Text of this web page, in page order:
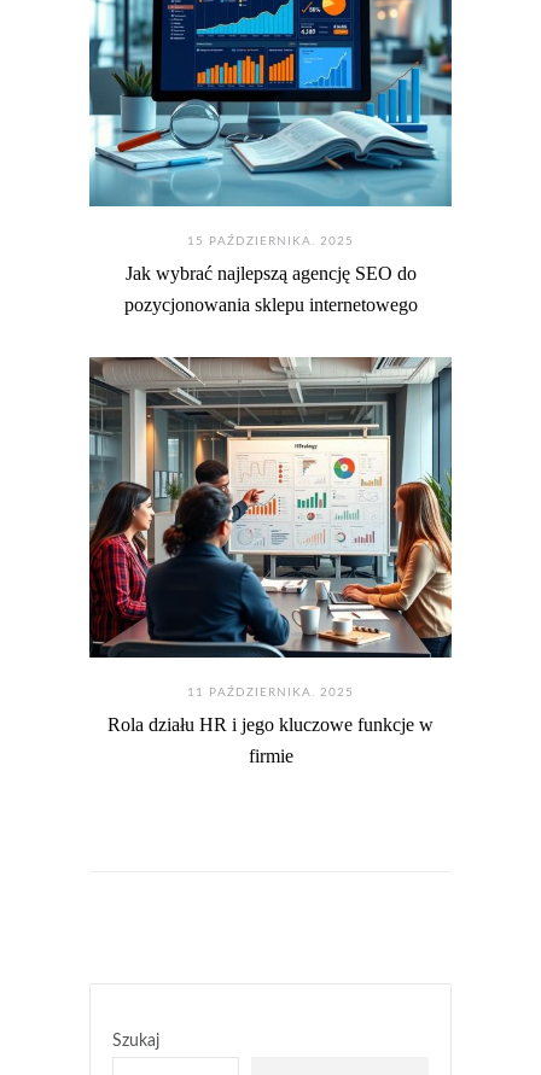
15 PAŹDZIERNIKA. 2025
Jak wybrać najlepszą agencję SEO do
pozycjonowania sklepu internetowego
11 PAŹDZIERNIKA. 2025
Rola działu HR i jego kluczowe funkcje w
firmie
Szukaj